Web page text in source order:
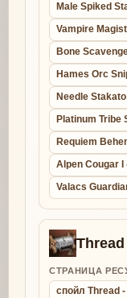
Male Spiked
Vampire
Bone
Hames Orc
Needle
Platinum Tribe
Requiem
Alpen Cougar I
Valacs
Thread
СТРАНИЦА
спойл Thread